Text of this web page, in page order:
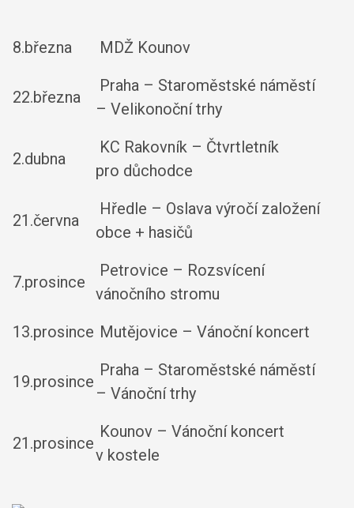
8.března MDŽ Kounov
22.března
Praha – Staroměstské náměstí
– Velikonoční trhy
2.dubna
KC Rakovník – Čtvrtletník
pro důchodce
21.června
Hředle – Oslava výročí založení
obce + hasičů
7.prosince
Petrovice – Rozsvícení
vánočního stromu
13.prosince Mutějovice – Vánoční koncert
19.prosince
Praha – Staroměstské náměstí
– Vánoční trhy
21.prosince
Kounov – Vánoční koncert
v kostele